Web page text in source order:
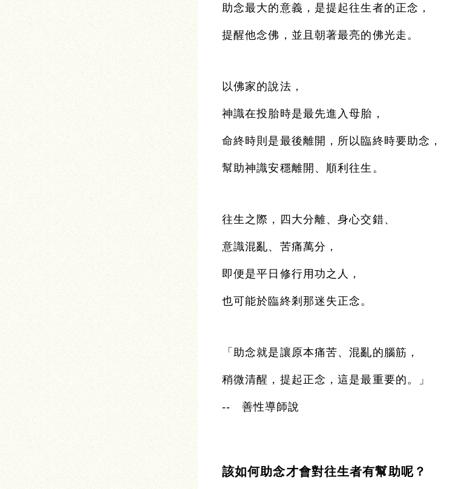
助念最大的意義，是提起往生者的正念，
提醒他念佛，並且朝著最亮的佛光走。
以佛家的說法，
神識在投胎時是最先進入母胎，
命終時則是最後離開，所以臨終時要助念，
幫助神識安穩離開、順利往生。
往生之際，四大分離、身心交錯、
意識混亂、苦痛萬分，
即便是平日修行用功之人，
也可能於臨終剎那迷失正念。
「助念就是讓原本痛苦、混亂的腦筋，
稍微清醒，提起正念，這是最重要的。」
-- 善性導師說
該如何助念才會對往生者有幫助呢？